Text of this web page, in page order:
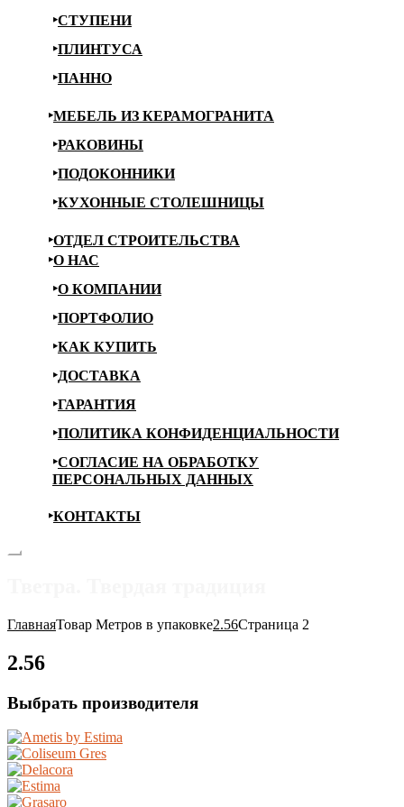
СТУПЕНИ
ПЛИНТУСА
ПАННО
МЕБЕЛЬ ИЗ КЕРАМОГРАНИТА
РАКОВИНЫ
ПОДОКОННИКИ
КУХОННЫЕ СТОЛЕШНИЦЫ
ОТДЕЛ СТРОИТЕЛЬСТВА
О НАС
О КОМПАНИИ
ПОРТФОЛИО
КАК КУПИТЬ
ДОСТАВКА
ГАРАНТИЯ
ПОЛИТИКА КОНФИДЕНЦИАЛЬНОСТИ
СОГЛАСИЕ НА ОБРАБОТКУ
ПЕРСОНАЛЬНЫХ ДАННЫХ
КОНТАКТЫ
ГлавнаяТовар Метров в упаковке2.56Страница 2
2.56
Выбрать производителя